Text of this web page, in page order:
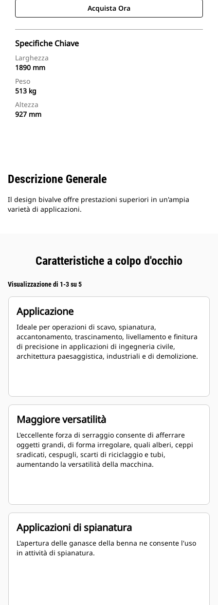
Acquista Ora
Specifiche Chiave
Larghezza
1890 mm
Peso
513 kg
Altezza
927 mm
Descrizione Generale
Il design bivalve offre prestazioni superiori in un'ampia
varietà di applicazioni.
Caratteristiche a colpo d'occhio
Visualizzazione di 1-3 su 5
Applicazione
Ideale per operazioni di scavo, spianatura,
accantonamento, trascinamento, livellamento e finitura
di precisione in applicazioni di ingegneria civile,
architettura paesaggistica, industriali e di demolizione.
Maggiore versatilità
L'eccellente forza di serraggio consente di afferrare
oggetti grandi, di forma irregolare, quali alberi, ceppi
sradicati, cespugli, scarti di riciclaggio e tubi,
aumentando la versatilità della macchina.
Applicazioni di spianatura
L'apertura delle ganasce della benna ne consente l'uso
in attività di spianatura.